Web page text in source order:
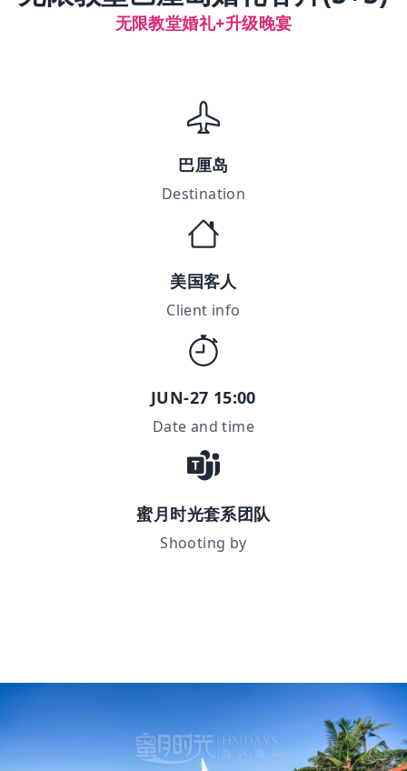
无限教堂婚礼+升级晚宴
巴厘岛
Destination
美国客人
Client info
JUN-27 15:00
Date and time
蜜月时光套系团队
Shooting by